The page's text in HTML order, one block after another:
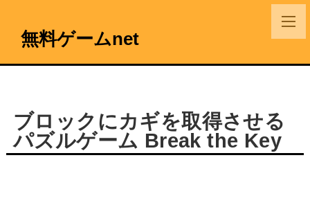
無料ゲームnet
ブロックにカギを取得させる
パズルゲーム Break the Key